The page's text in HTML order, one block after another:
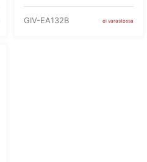
GIV-EA132B ei varastossa